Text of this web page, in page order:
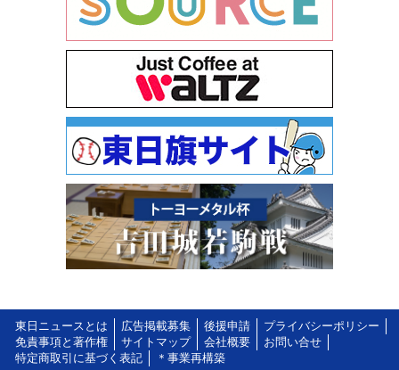
東日ニュースとは 広告掲載募集 後援申請
プライバシーポリシー
免責事項と著作権
サイトマップ 会社概要
お問い合せ
特定商取引に基づく表記
＊事業再構築